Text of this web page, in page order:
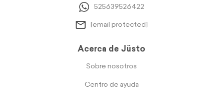
525639526422
[email protected]
Acerca de Jüsto
Sobre nosotros
Centro de ayuda